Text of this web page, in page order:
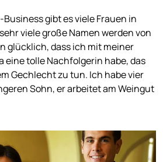
gibt es viele Frauen in
viele große Namen werden von
glücklich, dass ich mit meiner
eine tolle Nachfolgerin habe, das
Gechlecht zu tun. Ich habe vier
Sohn, er arbeitet am Weingut